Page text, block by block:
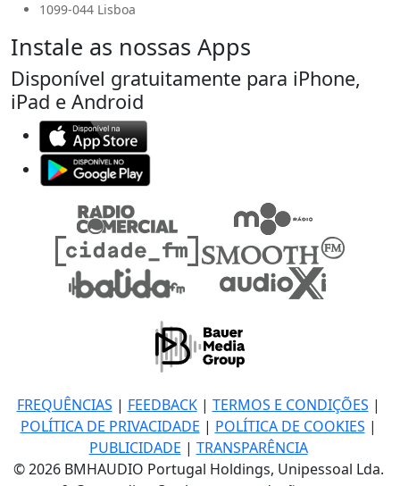
1099-044 Lisboa
Instale as nossas Apps
Disponível gratuitamente para iPhone,
iPad e Android
FREQUÊNCIAS | FEEDBACK| TERMOS E CONDIÇÕES |
POLÍTICA DE PRIVACIDADE | POLÍTICA DE COOKIES |
PUBLICIDADE | TRANSPARÊNCIA
© 2026 BMHAUDIO Portugal Holdings, Unipessoal Lda.